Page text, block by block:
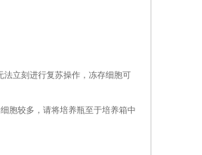
法立刻进行复苏操作，冻存细胞可
胞较多，请将培养瓶至于培养箱中